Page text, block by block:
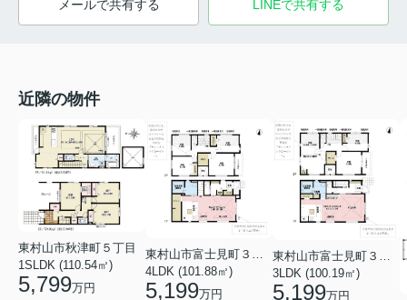
メールで共有する LINEで共有する
近隣の物件
東村山市秋津町５丁目
1SLDK (110.54㎡)
5,799万円
東村山市富士見町３丁目
4LDK (101.88㎡)
5,199万円
東村山市富士見町３丁目
3LDK (100.19㎡)
5,199万円